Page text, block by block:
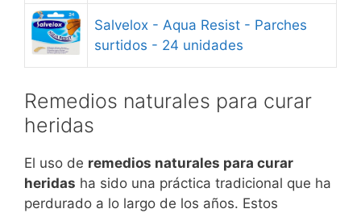
Salvelox - Aqua Resist - Parches
surtidos - 24 unidades
Remedios naturales para curar
heridas
El uso de remedios naturales para curar
heridas ha sido una práctica tradicional que ha
perdurado a lo largo de los años. Estos